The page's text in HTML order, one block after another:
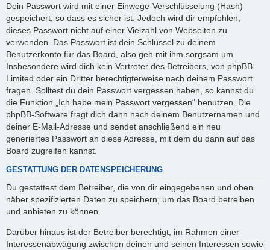
Dein Passwort wird mit einer Einwege-Verschlüsselung (Hash)
gespeichert, so dass es sicher ist. Jedoch wird dir empfohlen,
dieses Passwort nicht auf einer Vielzahl von Webseiten zu
verwenden. Das Passwort ist dein Schlüssel zu deinem
Benutzerkonto für das Board, also geh mit ihm sorgsam um.
Insbesondere wird dich kein Vertreter des Betreibers, von phpBB
Limited oder ein Dritter berechtigterweise nach deinem Passwort
fragen. Solltest du dein Passwort vergessen haben, so kannst du
die Funktion „Ich habe mein Passwort vergessen“ benutzen. Die
phpBB-Software fragt dich dann nach deinem Benutzernamen und
deiner E-Mail-Adresse und sendet anschließend ein neu
generiertes Passwort an diese Adresse, mit dem du dann auf das
Board zugreifen kannst.
GESTATTUNG DER DATENSPEICHERUNG
Du gestattest dem Betreiber, die von dir eingegebenen und oben
näher spezifizierten Daten zu speichern, um das Board betreiben
und anbieten zu können.
Darüber hinaus ist der Betreiber berechtigt, im Rahmen einer
Interessenabwägung zwischen deinen und seinen Interessen sowie